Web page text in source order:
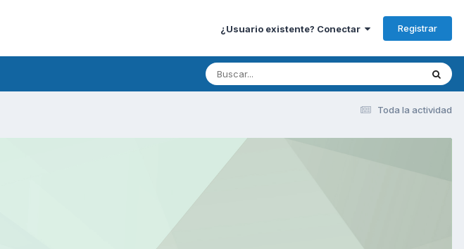
¿Usuario existente? Conectar Registrar
Toda la actividad